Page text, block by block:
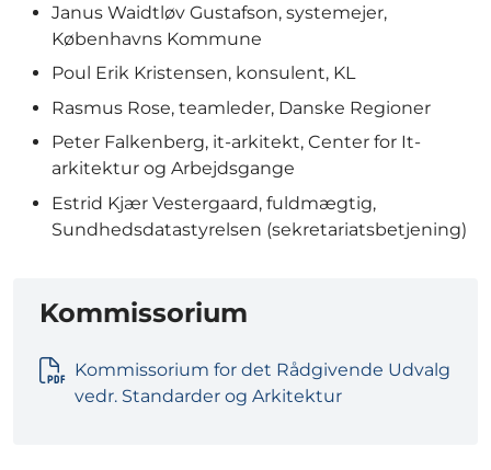
Janus Waidtløv Gustafson, systemejer,
Københavns Kommune
Poul Erik Kristensen, konsulent, KL
Rasmus Rose, teamleder, Danske Regioner
Peter Falkenberg, it-arkitekt, Center for It-
arkitektur og Arbejdsgange
Estrid Kjær Vestergaard, fuldmægtig,
Sundhedsdatastyrelsen (sekretariatsbetjening)
Kommissorium
Kommissorium for det Rådgivende Udvalg
vedr. Standarder og Arkitektur